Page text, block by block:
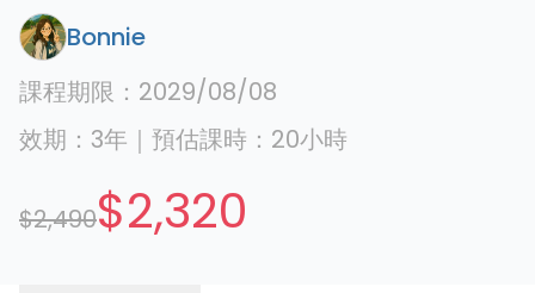
Bonnie
課程期限： 2029/08/08
效期： 3年 ｜ 預估課時： 20小時
$2,490$2,320